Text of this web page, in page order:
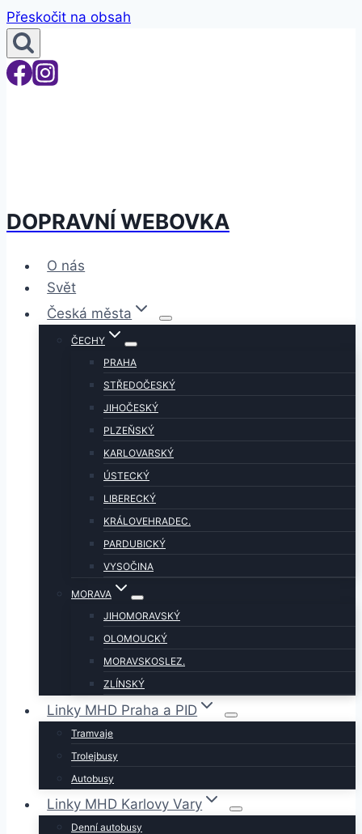
Přeskočit na obsah
DOPRAVNÍ WEBOVKA
O nás
Svět
Česká města
ČECHY
PRAHA
STŘEDOČESKÝ
JIHOČESKÝ
PLZEŇSKÝ
KARLOVARSKÝ
ÚSTECKÝ
LIBERECKÝ
KRÁLOVEHRADEC.
PARDUBICKÝ
VYSOČINA
MORAVA
JIHOMORAVSKÝ
OLOMOUCKÝ
MORAVSKOSLEZ.
ZLÍNSKÝ
Linky MHD Praha a PID
Tramvaje
Trolejbusy
Autobusy
Linky MHD Karlovy Vary
Denní autobusy